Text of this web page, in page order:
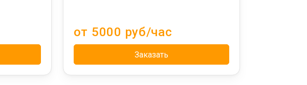
от 5000 руб/час
Заказать